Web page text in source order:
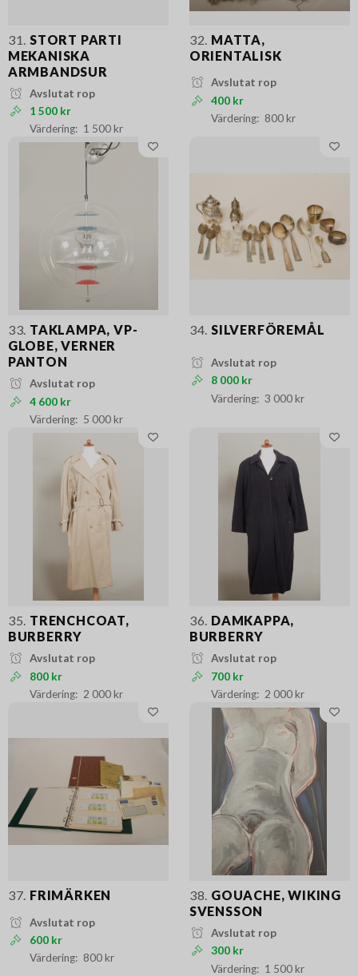
31.
STORT PARTI
MEKANISKA
ARMBANDSUR
Avslutat rop
1 500 kr
1 500 kr
32. MATTA,
ORIENTALISK
Avslutat rop
400 kr
800 kr
33. TAKLAMPA, VP-
GLOBE, VERNER
PANTON
Avslutat rop
4 600 kr
5 000 kr
34. SILVERFÖREMÅL
Avslutat rop
8 000 kr
3 000 kr
35. TRENCHCOAT,
BURBERRY
Avslutat rop
800 kr
2 000 kr
36. DAMKAPPA,
BURBERRY
Avslutat rop
700 kr
2 000 kr
37. FRIMÄRKEN
Avslutat rop
600 kr
800 kr
38. GOUACHE, WIKING
SVENSSON
Avslutat rop
300 kr
1 500 kr